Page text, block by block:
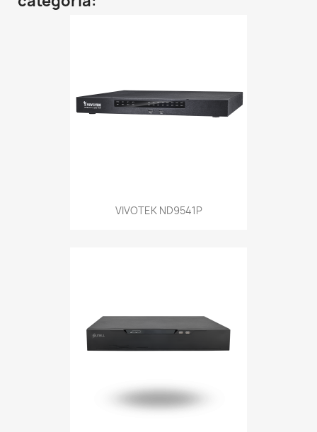
VIVOTEK ND9541P